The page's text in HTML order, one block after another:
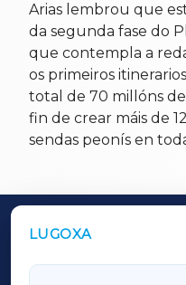
Arias lembrou que
da segunda fase do
que contempla a
os primeiros
total de 70 millóns
fin de crear máis de
sendas peonís en
LUGOXA
OUTROS